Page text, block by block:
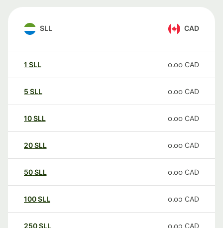
SLL CAD
1 SLL ၀.၀၀ CAD
5 SLL ၀.၀၀ CAD
10SLL ၀.၀၀ CAD
20SLL ၀.၀၀ CAD
50SLL ၀.၀၀ CAD
100SLL ၀.၀၁ CAD
250SLL ၀.၀၁ CAD